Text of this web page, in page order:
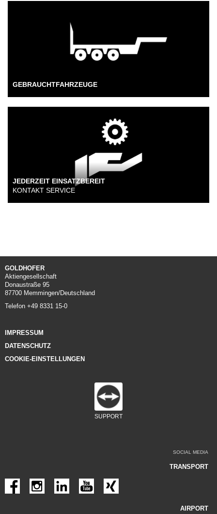
GEBRAUCHTFAHRZEUGE
JEDERZEIT EINSATZBEREIT
KONTAKT SERVICE
GOLDHOFER
Aktiengesellschaft
Donaustraße 95
87700 Memmingen/Deutschland
Telefon +49 8331 15-0
IMPRESSUM
DATENSCHUTZ
COOKIE-EINSTELLUNGEN
SUPPORT
SOCIAL MEDIA
TRANSPORT
AIRPORT